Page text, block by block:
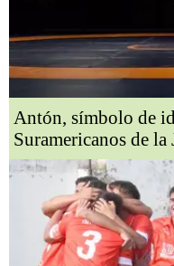
Antón, símbolo de
Suramericanos de la